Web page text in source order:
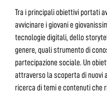
Tra i principali obiettivi portati
avvicinare i giovani e
tecnologie digitali, dello
genere, quali strumento di
partecipazione sociale. Un
attraverso la scoperta di nuovi
ricerca di temi e contenuti che